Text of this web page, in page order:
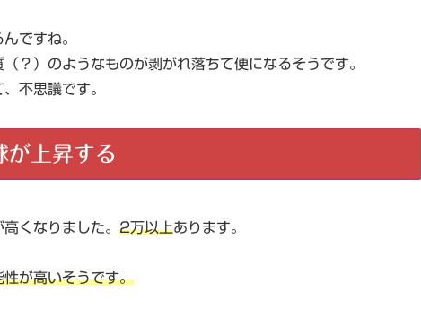
ですね。
？）のようなものが剥がれ落ちて便になるそうです。
不思議です。
上昇する
高くなりました。 2万以上あります。
が高いそうです。